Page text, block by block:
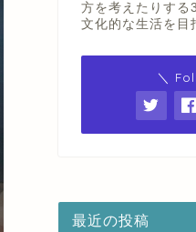
方を考えたりする
文化的な生活を目
＼
最近の投稿